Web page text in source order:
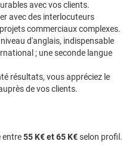
avec vos clients.
avec des interlocuteurs
commerciaux complexes.
d'anglais, indispensable
; une seconde langue
résultats, vous appréciez le
de vos clients.
entre55 K€ et 65 K€selon profil.